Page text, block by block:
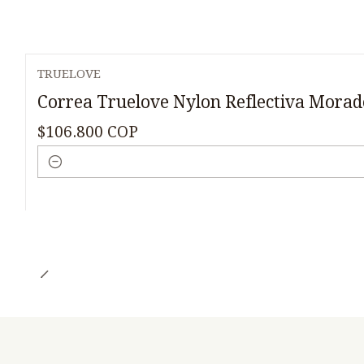
TRUELOVE
Correa Truelove Nylon Reflectiva
$106.800 COP
Cantidad